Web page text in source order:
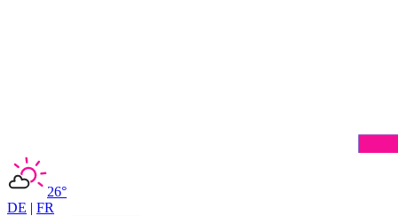
26°
DE | FR